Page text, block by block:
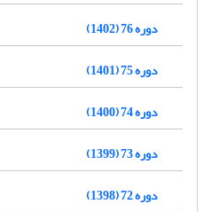
دوره 76 (1402)
دوره 75 (1401)
دوره 74 (1400)
دوره 73 (1399)
دوره 72 (1398)